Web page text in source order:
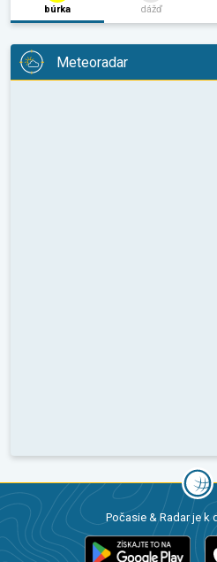
búrka dážď
Meteoradar
Počasie & Radar je k